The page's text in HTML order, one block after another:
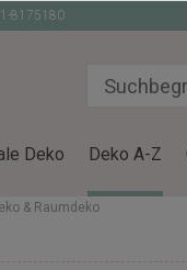
8175180
Deko Deko A-Z
& Raumdeko